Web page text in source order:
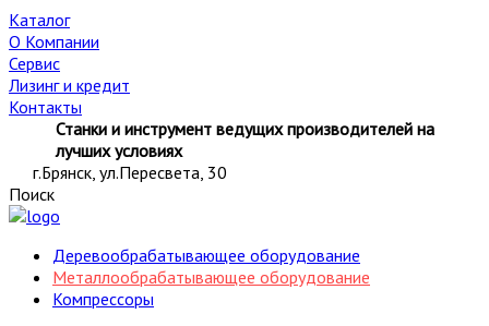
Каталог
О Компании
Сервис
Лизинг и кредит
Контакты
Станки и инструмент ведущих производителей на
лучших условиях
г.Брянск, ул.Пересвета, 30
Поиск
Деревообрабатывающее оборудование
Металлообрабатывающее оборудование
Компрессоры